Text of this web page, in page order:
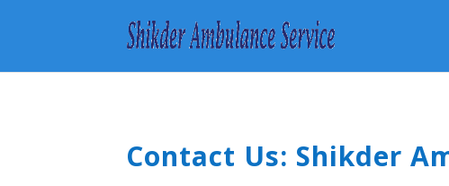
Contact Us: Shikder